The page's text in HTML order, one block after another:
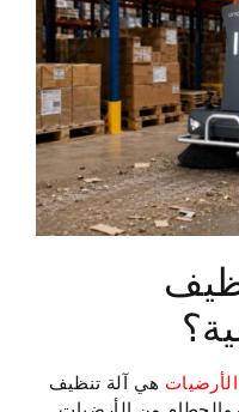
هي آلة تنظيف